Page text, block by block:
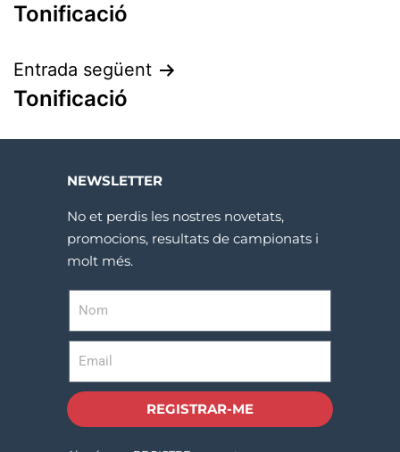
Tonificació
Entrada següent
Tonificació
NEWSLETTER
No et perdis les nostres novetats,
promocions, resultats de campionats i
molt més.
REGISTRAR-ME